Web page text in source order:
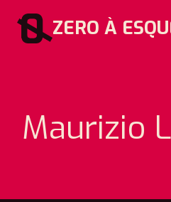
para
ZERO À
Maurizio